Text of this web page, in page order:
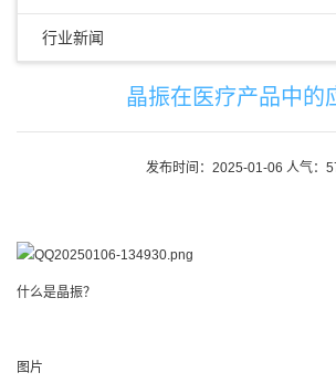
行业新闻
晶振在医疗产品中的
发布时间：2025-01-06 人气：
什么是晶振？
图片